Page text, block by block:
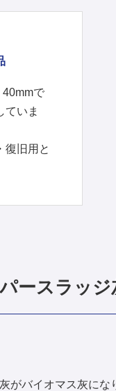
40mmで
ていま
復旧用と
ースラッ
がバイオマス灰にな